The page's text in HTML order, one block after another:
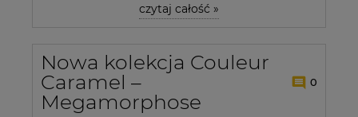
czytaj całość »
Nowa kolekcja Couleur
Caramel –
Megamorphose
0